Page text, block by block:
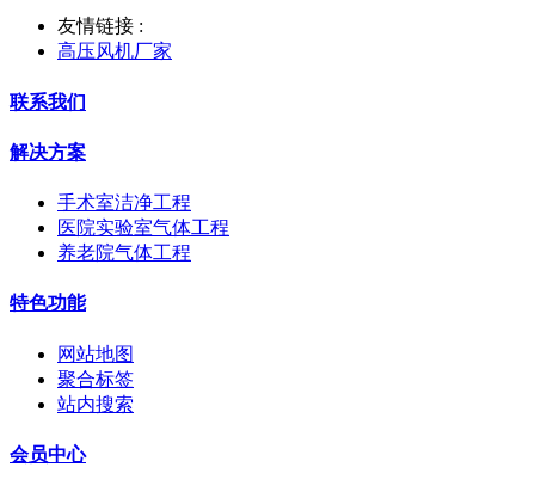
友情链接 :
高压风机厂家
联系我们
解决方案
手术室洁净工程
医院实验室气体工程
养老院气体工程
特色功能
网站地图
聚合标签
站内搜索
会员中心